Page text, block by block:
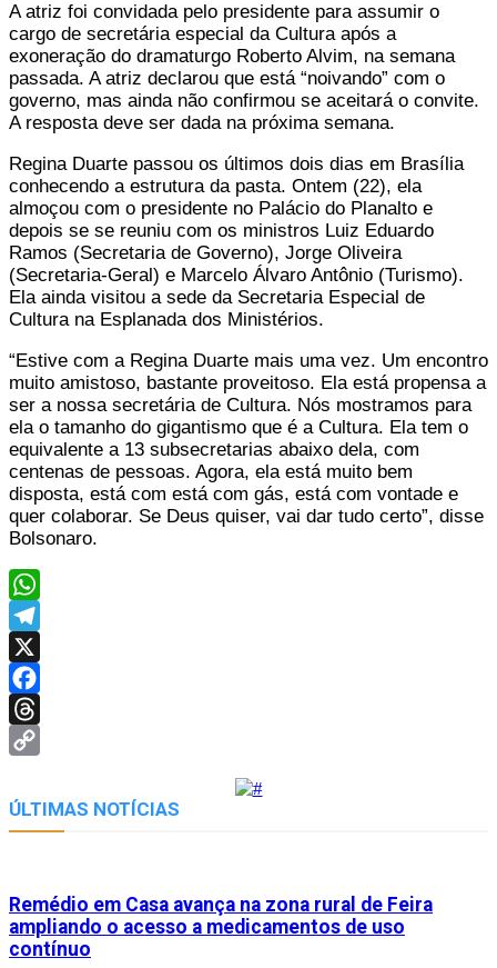
A atriz foi convidada pelo presidente para assumir o
cargo de secretária especial da Cultura após a
exoneração do dramaturgo Roberto Alvim, na semana
passada. A atriz declarou que está “noivando” com o
governo, mas ainda não confirmou se aceitará o convite.
A resposta deve ser dada na próxima semana.
Regina Duarte passou os últimos dois dias em Brasília
conhecendo a estrutura da pasta. Ontem (22), ela
almoçou com o presidente no Palácio do Planalto e
depois se se reuniu com os ministros Luiz Eduardo
Ramos (Secretaria de Governo), Jorge Oliveira
(Secretaria-Geral) e Marcelo Álvaro Antônio (Turismo).
Ela ainda visitou a sede da Secretaria Especial de
Cultura na Esplanada dos Ministérios.
“Estive com a Regina Duarte mais uma vez. Um encontro
muito amistoso, bastante proveitoso. Ela está propensa a
ser a nossa secretária de Cultura. Nós mostramos para
ela o tamanho do gigantismo que é a Cultura. Ela tem o
equivalente a 13 subsecretarias abaixo dela, com
centenas de pessoas. Agora, ela está muito bem
disposta, está com está com gás, está com vontade e
quer colaborar. Se Deus quiser, vai dar tudo certo”, disse
Bolsonaro.
WhatsApp
Telegram
X
Facebook
Threads
Link
ÚLTIMAS NOTÍCIAS
Remédio em Casa avança na zona rural de Feira
ampliando o acesso a medicamentos de uso
contínuo